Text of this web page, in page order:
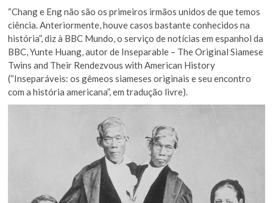
“Chang e Eng não são os primeiros irmãos unidos de que temos
ciência. Anteriormente, houve casos bastante conhecidos na
história”, diz à BBC Mundo, o serviço de notícias em espanhol da
BBC, Yunte Huang, autor de Inseparable – The Original Siamese
Twins and Their Rendezvous with American History
(“Inseparáveis: os gêmeos siameses originais e seu encontro
com a história americana”, em tradução livre).